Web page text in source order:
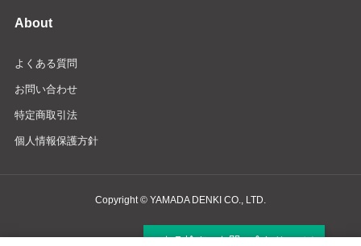
About
よくある質問
お問い合わせ
特定商取引法
個人情報保護方針
Copyright © YAMADA DENKI CO., LTD.
商品検索・お問い合わせ